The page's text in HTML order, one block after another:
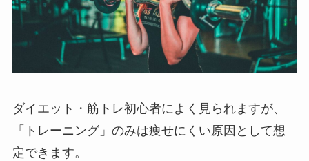
ダイエット・筋トレ初心者によく見られますが、
「トレーニング」のみは痩せにくい原因として想
定できます。